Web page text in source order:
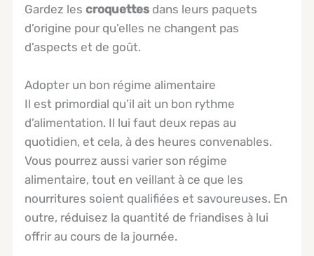
Gardez lescroquettes dans leurs paquets
d’origine pour qu’elles ne changent pas
d’aspects et de goût.
Adopter un bon régime alimentaire
Il est primordial qu’il ait un bon rythme
d’alimentation. Il lui faut deux repas au
quotidien, et cela, à des heures convenables.
Vous pourrez aussi varier son régime
alimentaire, tout en veillant à ce que les
nourritures soient qualifiées et savoureuses. En
outre, réduisez la quantité de friandises à lui
offrir au cours de la journée.